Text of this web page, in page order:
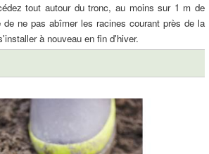
tout autour du tronc, au moins sur 1 m de
de ne pas abîmer les racines courant près de la
à nouveau en fin d'hiver.